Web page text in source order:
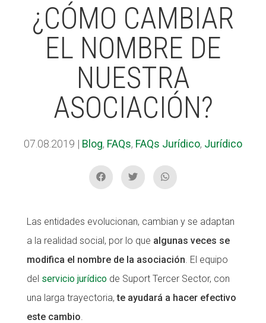
¿CÓMO CAMBIAR
EL NOMBRE DE
NUESTRA
ASOCIACIÓN?
07.08.2019 | Blog, FAQs, FAQs Jurídico, Jurídico
Las entidades evolucionan, cambian y se adaptan
a la realidad social, por lo que algunas veces se
modifica el nombre de la asociación. El equipo
del servicio jurídicode Suport Tercer Sector, con
una larga trayectoria,te ayudará a hacer efectivo
este cambio.
ACCIÓ SOCIAL I JOVES
ESPLAIS
SUPORT TERCER SECTOR
CONEIX FUNDESPLAI
La Fundació
ACCIÓ SOCIAL I JOVES
ESPLAIS
SUPORT TERCER SECTOR
CONEIX FUNDESPLAI
La Fundació